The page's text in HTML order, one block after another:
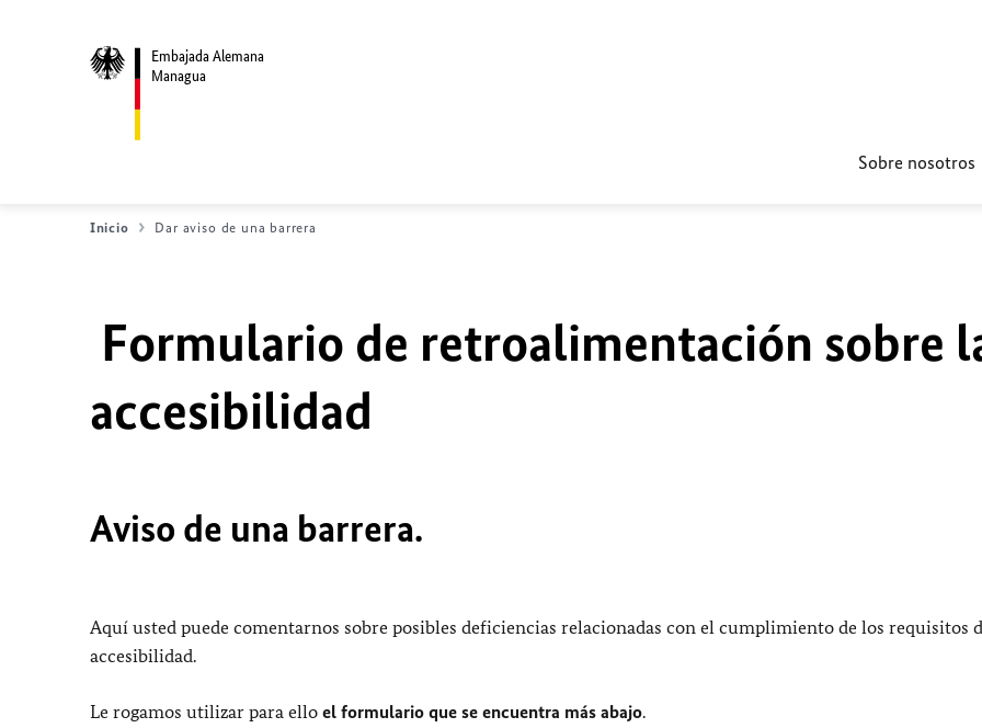
Embajada Alemana
Managua
Sobre nosotros
Inicio Dar aviso de una barrera
Formulario de retroalimentación sobre
accesibilidad
Aviso de una barrera.
Aquí usted puede comentarnos sobre posibles deficiencias relacionadas con el cumplimiento de los requisitos
accesibilidad.
Le rogamos utilizar para ello el formulario que se encuentra más abajo.